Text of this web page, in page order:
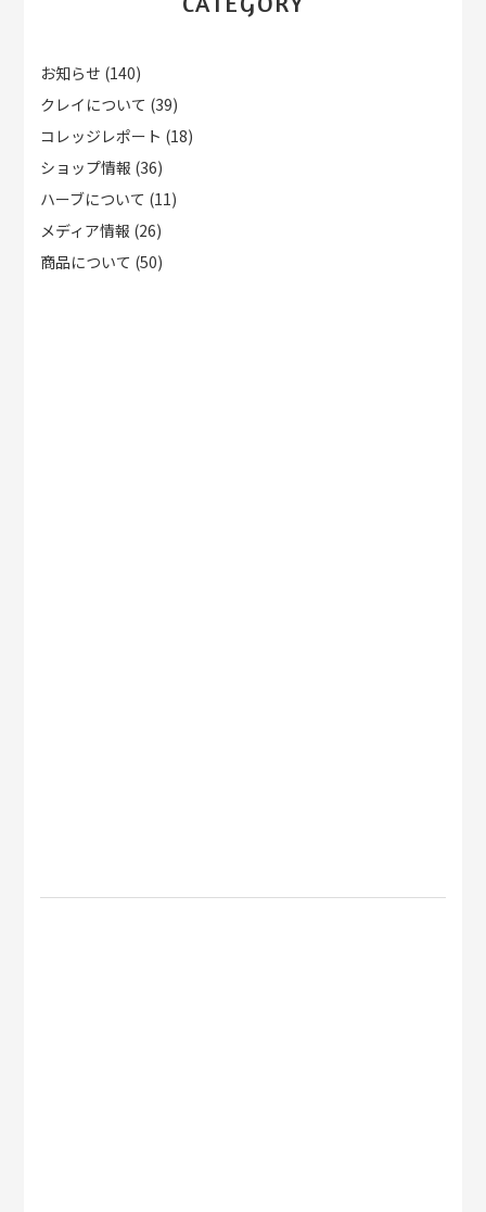
お知らせ (140)
クレイについて (39)
コレッジレポート (18)
ショップ情報 (36)
ハーブについて (11)
メディア情報 (26)
商品について (50)